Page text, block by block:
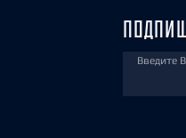
Введите